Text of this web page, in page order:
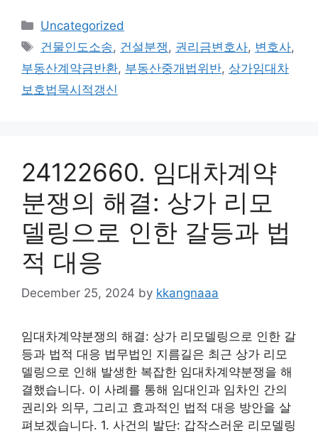
Categories
Uncategorized
Tags
건물인도소송, 건설분쟁 , 권리금변호사, 변호사,
부동산계약금반환, 부동산중개법위반, 상가임대차
보호법묵시적갱신
24122660. 임대차계약
분쟁의 해결: 상가 리모
델링으로 인한 갈등과 법
적 대응
December 25, 2024 by kkangnaaa
임대차계약분쟁의 해결: 상가 리모델링으로 인한 갈
등과 법적 대응 법무법인 지름길은 최근 상가 리모
델링으로 인해 발생한 복잡한 임대차계약분쟁을 해
결했습니다. 이 사례를 통해 임대인과 임차인 간의
권리와 의무, 그리고 효과적인 법적 대응 방안을 살
펴보겠습니다. 1. 사건의 발단: 갑작스러운 리모델링